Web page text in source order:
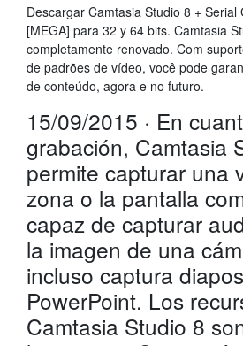
Descargar Camtasia Studio 8 + Serial
[MEGA] para 32 y 64 bits. Camtasia
completamente renovado. Com
de padrões de vídeo, você pode
de conteúdo, agora e no futuro.
15/09/2015 · En
grabación, Camtasia
permite capturar una
zona o la pantalla
capaz de capturar
la imagen de una
incluso captura
PowerPoint. Los
Camtasia Studio 8